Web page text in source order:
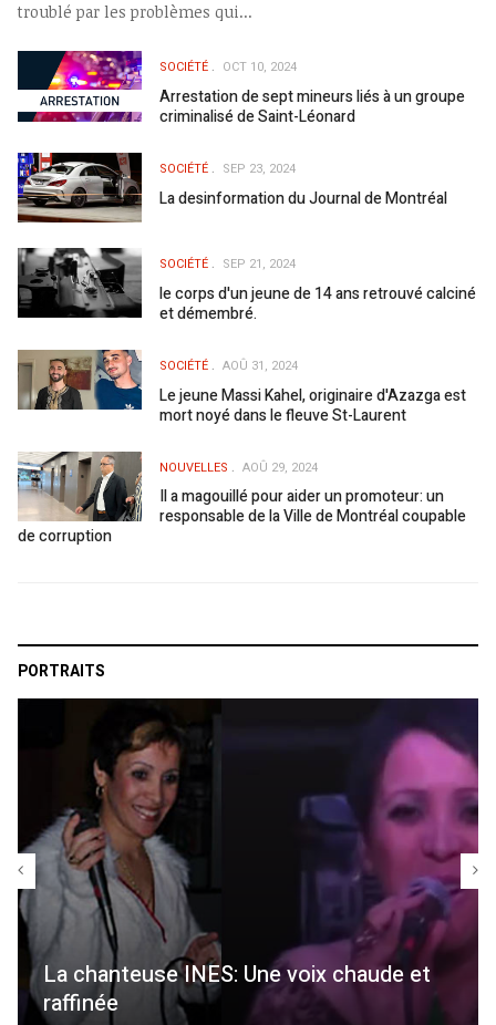
troublé par les problèmes qui...
SOCIÉTÉ OCT 10, 2024
Arrestation de sept mineurs liés à un groupe
criminalisé de Saint-Léonard
SOCIÉTÉ SEP 23, 2024
La desinformation du Journal de Montréal
SOCIÉTÉ SEP 21, 2024
le corps d'un jeune de 14 ans retrouvé calciné
et démembré.
SOCIÉTÉ AOÛ 31, 2024
Le jeune Massi Kahel, originaire d'Azazga est
mort noyé dans le fleuve St-Laurent
NOUVELLES AOÛ 29, 2024
Il a magouillé pour aider un promoteur: un
responsable de la Ville de Montréal coupable
de corruption
PORTRAITS
La chanteuse INES: Une voix chaude et
raffinée